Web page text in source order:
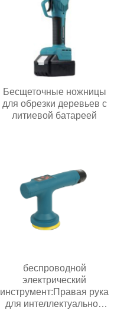
Бесщеточные ножницы
для обрезки деревьев с
литиевой батареей
беспроводной
электрический
инструмент:Правая рука
для интеллектуальной